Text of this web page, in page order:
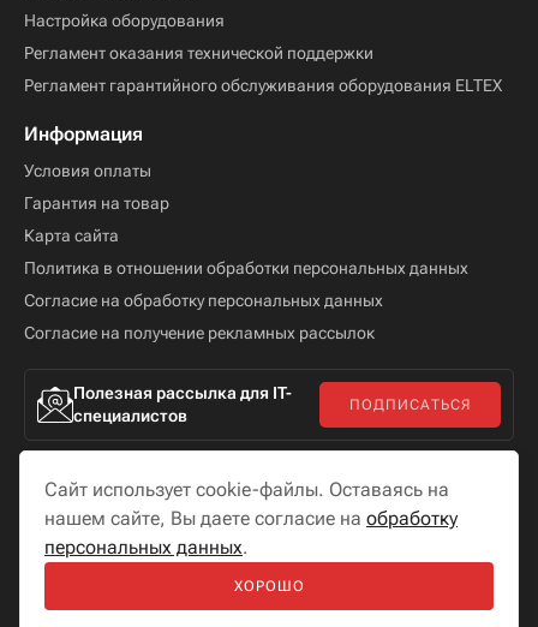
Настройка оборудования
Регламент оказания технической поддержки
Регламент гарантийного обслуживания оборудования ELTEX
Информация
Условия оплаты
Гарантия на товар
Карта сайта
Политика в отношении обработки персональных данных
Согласие на обработку персональных данных
Согласие на получение рекламных рассылок
Полезная рассылка для IT-
специалистов
ПОДПИСАТЬСЯ
Мы в соцсетях
Разработка сайта —
«Бутик сайтов»
Сайт использует cookie-файлы. Оставаясь на
нашем сайте, Вы даете согласие на обработку
персональных данных.
ХОРОШО